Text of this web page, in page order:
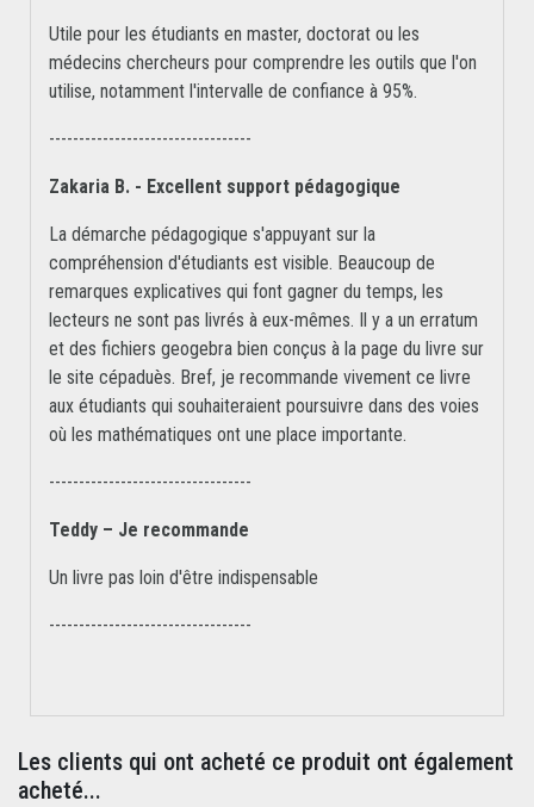
Utile pour les étudiants en master, doctorat ou les
médecins chercheurs pour comprendre les outils que l'on
utilise, notamment l'intervalle de confiance à 95%.
----------------------------------
Zakaria B. - Excellent support pédagogique
La démarche pédagogique s'appuyant sur la
compréhension d'étudiants est visible. Beaucoup de
remarques explicatives qui font gagner du temps, les
lecteurs ne sont pas livrés à eux-mêmes. Il y a un erratum
et des fichiers geogebra bien conçus à la page du livre sur
le site cépaduès. Bref, je recommande vivement ce livre
aux étudiants qui souhaiteraient poursuivre dans des voies
où les mathématiques ont une place importante.
----------------------------------
Teddy – Je recommande
Un livre pas loin d'être indispensable
----------------------------------
Les clients qui ont acheté ce produit ont également
acheté...